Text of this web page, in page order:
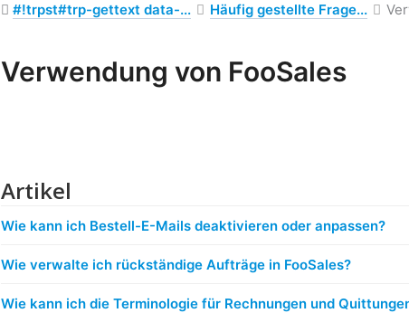
#!trpst#trp-gettext data-... Häufig gestellte Frage...
Verwendung von FooSales
Artikel
Wie kann ich Bestell-E-Mails deaktivieren oder anpassen?
Wie verwalte ich rückständige Aufträge in FooSales?
Wie kann ich die Terminologie für Rechnungen und